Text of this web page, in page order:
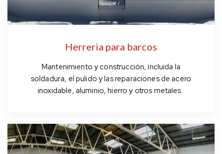
Herreria para barcos
Mantenimiento y construcción, incluida la
soldadura, el pulido y las reparaciones de acero
inoxidable, aluminio, hierro y otros metales.